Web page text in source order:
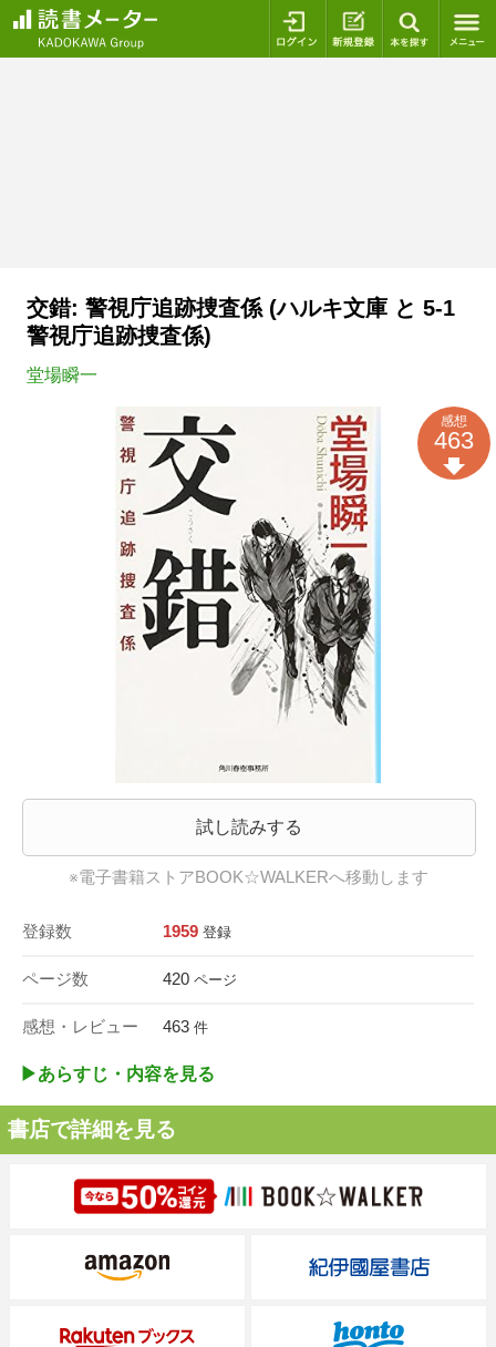
ログイン 新規登録
交錯: 警視庁追跡捜査係 (ハルキ文庫 と 5-1
警視庁追跡捜査係)
堂場瞬一
試し読みする
※電子書籍ストアBOOK☆WALKERへ移動します
登録数 1959 登録
ページ数 420 ページ
感想・レビュー 463 件
感想
463
▶︎あらすじ・内容を見る
書店で詳細を見る